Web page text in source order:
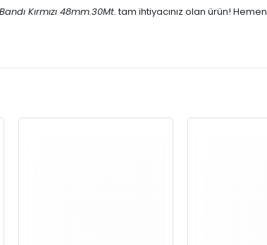
Kırmızı 48mm.30Mt.tam ihtiyacınız olan ürün! Hemen